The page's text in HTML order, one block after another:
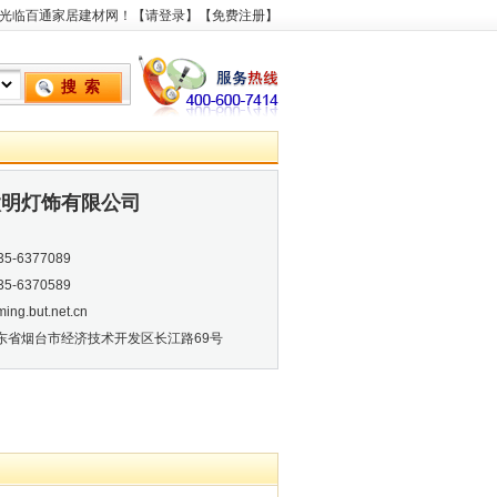
临百通家居建材网！【请登录】【免费注册】
灯饰有限公司
6377089
6370589
省烟台市经济技术开发区长江路69号